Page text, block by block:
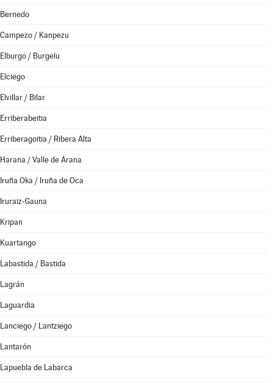
Bernedo
Campezo / Kanpezu
Elburgo / Burgelu
Elciego
Elvillar / Bilar
Erriberabeitia
Erriberagoitia / Ribera Alta
Harana / Valle de Arana
Iruña Oka / Iruña de Oca
Iruraiz-Gauna
Kripan
Kuartango
Labastida / Bastida
Lagrán
Laguardia
Lanciego / Lantziego
Lantarón
Lapuebla de Labarca